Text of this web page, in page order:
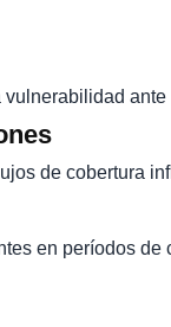
de cobertura
en períodos